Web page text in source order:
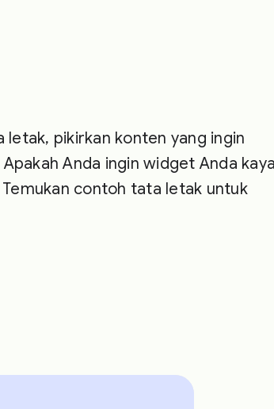
pikirkan konten yang ingin
Anda ingin widget Anda kaya
contoh tata letak untuk